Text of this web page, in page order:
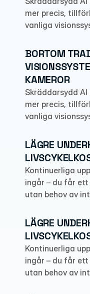
mer precis,
vanliga
BORTOM
KAMEROR
Skräddarsydd
mer precis,
vanliga
LÄGRE
Kontinuerliga
ingår – du får
utan behov av
LÄGRE
Kontinuerliga
ingår – du får
utan behov av